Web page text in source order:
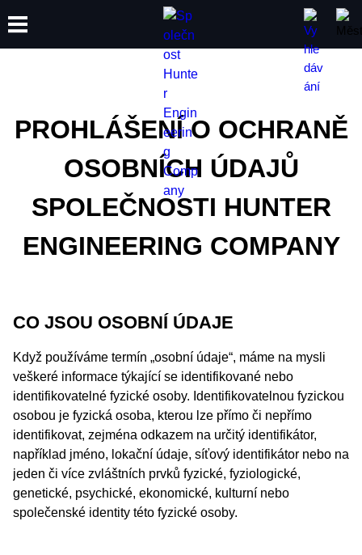
PODPORA
O SPOLEČNOSTI
PROHLÁŠENÍ O OCHRANĚ
OSOBNÍCH ÚDAJŮ
SPOLEČNOSTI HUNTER
ENGINEERING COMPANY
CO JSOU OSOBNÍ ÚDAJE
Když používáme termín „osobní údaje“, máme na mysli
veškeré informace týkající se identifikované nebo
identifikovatelné fyzické osoby. Identifikovatelnou fyzickou
osobou je fyzická osoba, kterou lze přímo či nepřímo
identifikovat, zejména odkazem na určitý identifikátor,
například jméno, lokační údaje, síťový identifikátor nebo na
jeden či více zvláštních prvků fyzické, fyziologické,
genetické, psychické, ekonomické, kulturní nebo
společenské identity této fyzické osoby.